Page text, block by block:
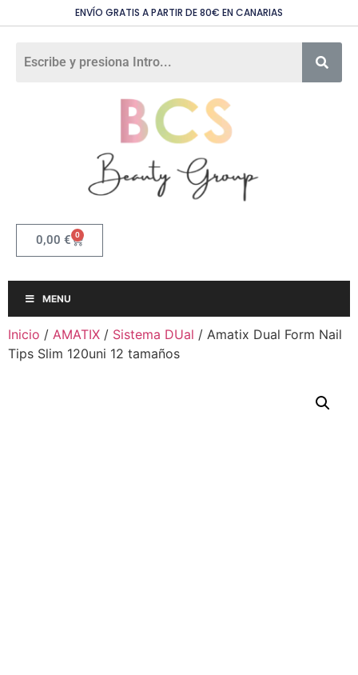
ENVÍO GRATIS A PARTIR DE 80€ EN CANARIAS
0,00 € 0
MENU
Inicio / AMATIX / Sistema DUal / Amatix Dual Form Nail
Tips Slim 120uni 12 tamaños